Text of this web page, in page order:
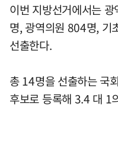
이번 지방선거에서는
명, 광역의원 804명,
선출한다.
총 14명을 선출하는 국
후보로 등록해 3.4 대 1